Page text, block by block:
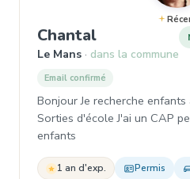
Chantal, Nounou à
Le Mans dans la commune
Email confirmé
Bonjour Je recherche
Sorties d'école J'ai un CAP
enfants
1 an d'exp. Permis